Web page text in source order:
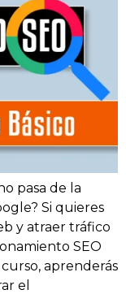
pasa de la
Si quieres
y atraer tráfico
SEO
aprenderás
el